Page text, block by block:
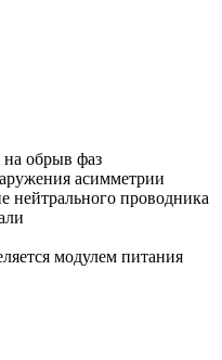
на обрыв фаз
асимметрии
нейтрального проводника
модулем питания